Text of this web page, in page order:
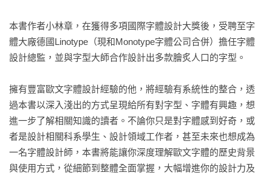
本書作者小林章，在獲得多項國際字體設計大獎後，受聘至字
體大廠德國Linotype（現和Monotype字體公司合併）擔任字體
設計總監，並與字型大師合作設計出多款膾炙人口的字型。
擁有豐富歐文字體設計經驗的他，將經驗有系統性的整合，透
過本書以深入淺出的方式呈現給所有對字型、字體有興趣，想
進一步了解相關知識的讀者。不論你只是對字體感到好奇，或
者是設計相關科系學生、設計領域工作者，甚至未來也想成為
一名字體設計師，本書將能讓你深度理解歐文字體的歷史背景
與使用方式，從細節到整體全面掌握，大幅增進你的設計力及